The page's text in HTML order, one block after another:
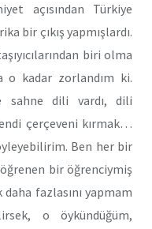
açısından Türkiye
bir çıkış yapmışlardı.
biri olma
o kadar zorlandım ki.
sahne dili vardı, dili
çerçeveni kırmak…
Ben her bir
bir öğrenciymiş
fazlasını yapmam
o öykündüğüm,